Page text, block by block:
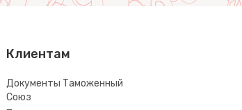
Клиентам
Документы Таможенный
Союз